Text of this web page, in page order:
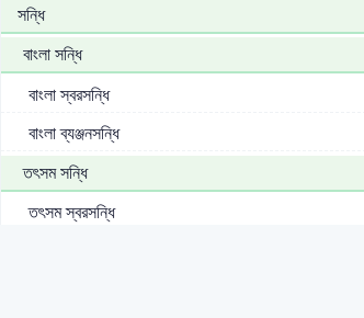
সন্ধি
বাংলা সন্ধি
বাংলা স্বরসন্ধি
বাংলা ব্যঞ্জনসন্ধি
তৎসম সন্ধি
তৎসম স্বরসন্ধি